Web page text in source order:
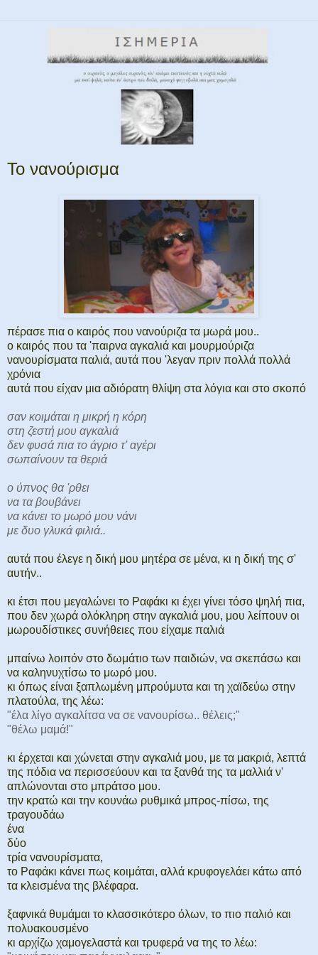
To νανούρισμα
πέρασε πια ο καιρός που νανούριζα τα μωρά μου..
ο καιρός που τα 'παιρνα αγκαλιά και μουρμούριζα
νανουρίσματα παλιά, αυτά που 'λεγαν πριν πολλά πολλά
χρόνια
αυτά που είχαν μια αδιόρατη θλίψη στα λόγια και στο σκοπό
σαν κοιμάται η μικρή η κόρη
στη ζεστή μου αγκαλιά
δεν φυσά πια το άγριο τ' αγέρι
σωπαίνουν τα θεριά
ο ύπνος θα 'ρθει
να τα βουβάνει
να κάνει το μωρό μου νάνι
με δυο γλυκά φιλιά..
αυτά που έλεγε η δική μου μητέρα σε μένα, κι η δική της σ'
αυτήν..
κι έτσι που μεγαλώνει το Ραφάκι κι έχει γίνει τόσο ψηλή πια,
που δεν χωρά ολόκληρη στην αγκαλιά μου, μου λείπουν οι
μωρουδίστικες συνήθειες που είχαμε παλιά
μπαίνω λοιπόν στο δωμάτιο των παιδιών, να σκεπάσω και
να καληνυχτίσω το μωρό μου.
κι όπως είναι ξαπλωμένη μπρούμυτα και τη χαϊδεύω στην
πλατούλα, της λέω:
"έλα λίγο αγκαλίτσα να σε νανουρίσω.. θέλεις;"
"θέλω μαμά!"
κι έρχεται και χώνεται στην αγκαλιά μου, με τα μακριά, λεπτά
της πόδια να περισσεύουν και τα ξανθά της τα μαλλιά ν'
απλώνονται στο μπράτσο μου.
την κρατώ και την κουνάω ρυθμικά μπρος-πίσω, της
τραγουδάω
ένα
δύο
τρία νανουρίσματα,
το Ραφάκι κάνει πως κοιμάται, αλλά κρυφογελάει κάτω από
τα κλεισμένα της βλέφαρα.
ξαφνικά θυμάμαι το κλασσικότερο όλων, το πιο παλιό και
πολυακουσμένο
κι αρχίζω χαμογελαστά και τρυφερά να της το λέω: